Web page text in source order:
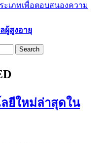
เภทเพื่อตอบสนองความ
ผู้สูงอายุ
ยีใหม่ล่าสุดใน